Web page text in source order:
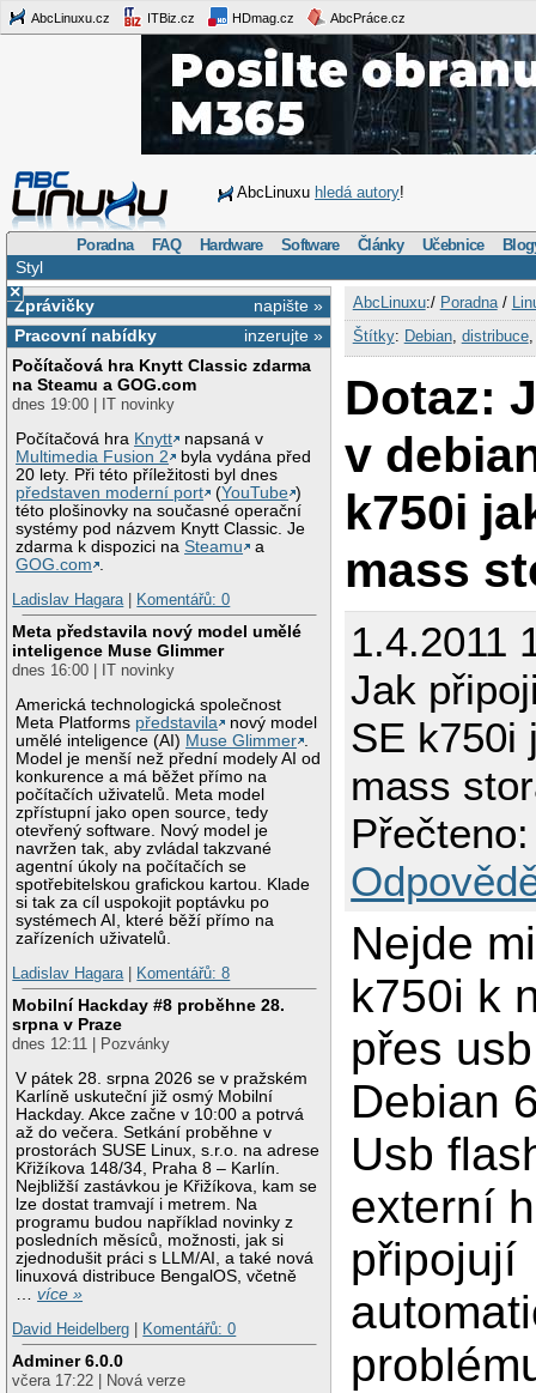
AbcLinuxu.cz ITBiz.cz HDmag.cz AbcPráce.cz
AbcLinuxu hledá autory!
Poradna FAQ Hardware Software Články Učebnice
Styl
×
napište »
Zprávičky
inzerujte »
Pracovní nabídky
Počítačová hra Knytt Classic zdarma
na Steamu a GOG.com
dnes 19:00 | IT novinky
Počítačová hra Knytt
napsaná v
Multimedia Fusion 2
byla vydána před
20 lety. Při této příležitosti byl dnes
představen moderní port
(YouTube )
této plošinovky na současné operační
systémy pod názvem Knytt Classic. Je
zdarma k dispozici naSteamu
a
GOG.com
Ladislav Hagara| Komentářů: 0
Meta představila nový model umělé
inteligence Muse Glimmer
dnes 16:00 | IT novinky
Americká technologická společnost
Meta Platforms představila
nový model
umělé inteligence (AI) Muse Glimmer
Model je menší než přední modely AI od
konkurence a má běžet přímo na
počítačích uživatelů. Meta model
zpřístupní jako open source, tedy
otevřený software. Nový model je
navržen tak, aby zvládal takzvané
agentní úkoly na počítačích se
spotřebitelskou grafickou kartou. Klade
si tak za cíl uspokojit poptávku po
systémech AI, které běží přímo na
zařízeních uživatelů.
Ladislav Hagara| Komentářů: 8
Mobilní Hackday #8 proběhne 28.
srpna v Praze
dnes 12:11 | Pozvánky
V pátek 28. srpna 2026 se v pražském
Karlíně uskuteční již osmý Mobilní
Hackday. Akce začne v 10:00 a potrvá
až do večera. Setkání proběhne v
prostorách SUSE Linux, s.r.o. na adrese
Křižíkova 148/34, Praha 8 – Karlín.
Nejbližší zastávkou je Křižíkova, kam se
lze dostat tramvají i metrem. Na
programu budou například novinky z
posledních měsíců, možnosti, jak si
zjednodušit práci s LLM/AI, a také nová
linuxová distribuce BengalOS, včetně
…více »
David Heidelberg
Komentářů: 0
Adminer 6.0.0
včera 17:22 | Nová verze
AbcLinuxu:/ Poradna/
Štítky: Debian, distribuce
Dotaz:
v
k750i
mass
1.4.2011
Jak
SE k750i
mass
Nejde
k750i k
přes
Debian
Usb
externí
připojují